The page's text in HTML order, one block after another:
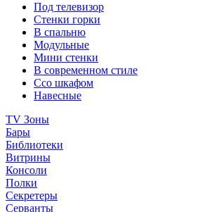
Под телевизор
Стенки горки
В спальню
Модульные
Мини стенки
В современном стиле
Ссо шкафом
Навесные
TV Зоны
Бары
Библиотеки
Витрины
Консоли
Полки
Секретеры
Серванты